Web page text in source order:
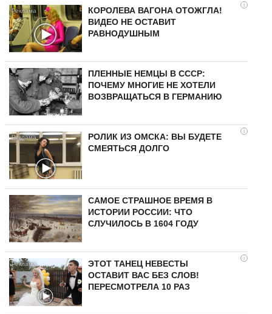
i
КОРОЛЕВА ВАГОНА ОТОЖГЛА!
ВИДЕО НЕ ОСТАВИТ
РАВНОДУШНЫМ
ПЛЕННЫЕ НЕМЦЫ В СССР:
ПОЧЕМУ МНОГИЕ НЕ ХОТЕЛИ
ВОЗВРАЩАТЬСЯ В ГЕРМАНИЮ
i
РОЛИК ИЗ ОМСКА: ВЫ БУДЕТЕ
СМЕЯТЬСЯ ДОЛГО
САМОЕ СТРАШНОЕ ВРЕМЯ В
ИСТОРИИ РОССИИ: ЧТО
СЛУЧИЛОСЬ В 1604 ГОДУ
i
ЭТОТ ТАНЕЦ НЕВЕСТЫ
ОСТАВИТ ВАС БЕЗ СЛОВ!
ПЕРЕСМОТРЕЛА 10 РАЗ